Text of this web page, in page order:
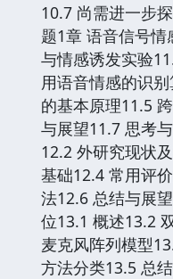
10.7 尚需进一步
题1章 语音信号
与情感诱发实验
用语音情感的识
的基本原理11.5
与展望11.7 思考
12.2 外研究现状
基础12.4 常用评
法12.6 总结与展
位13.1 概述13.2
麦克风阵列模型
方法分类13.5 总